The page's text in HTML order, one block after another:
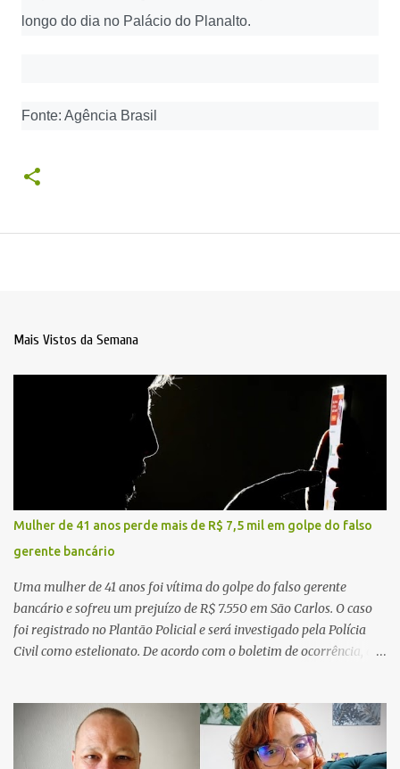
longo do dia no Palácio do Planalto.
Fonte: Agência Brasil
Mais Vistos da Semana
Mulher de 41 anos perde mais de R$ 7,5 mil em golpe do falso
gerente bancário
Uma mulher de 41 anos foi vítima do golpe do falso gerente
bancário e sofreu um prejuízo de R$ 7.550 em São Carlos. O caso
foi registrado no Plantão Policial e será investigado pela Polícia
Civil como estelionato. De acordo com o boletim de ocorrência, a
suspeito alegou que seria necessário atualizar o cadastro da conta
e passou a orientar a vítima sobre os procedimentos que deveriam
ser realizados. Dias depois, o golpista enviou um documento em